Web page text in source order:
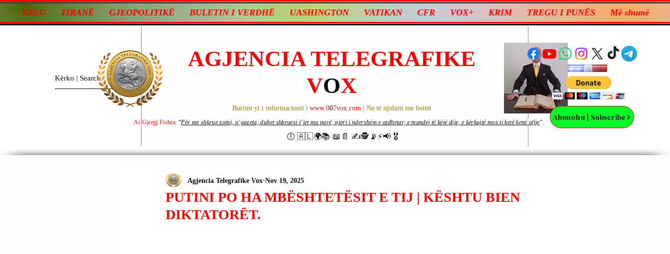
KREU TIRANË GJEOPOLITIKË BULETIN I VERDHË UASHINGTON VATIKAN CFR VOX+ KRIM TREGU I PUNËS Më shumë
AGJENCIA TELEGRAFIKE
VOX
Burimi yt i informacionit | www.007vox.com | Ne të njohim me botën
🕕 🇦🇱🌍📚 📖📄 ✍🕵️📡⚡️📢 🎖
Abonohu | Subscribe
At Gjergj Fishta: “Për me shkrue zotni, n’gazeta, duhet shkruesi t’jet ma parë, njeri i ndershëm e atdhetar, e mandej të këtë dije, e kërkujtë mos ti ketë kenë afije”.
PUTINI PO HA MBËSHTETËSIT E TIJ | KËSHTU BIEN
DIKTATORËT.
Agjencia Telegrafike Vox Nov 19, 2025